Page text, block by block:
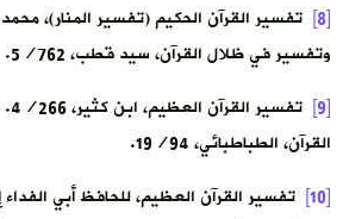
[8]
وتفسير في ظلال القرآن، سيد قطب، 5/762.
[9]
القرآن، الطباطبائي، 19/94.
[10]
تفسير القرآن العظيم، للحافظ أبي